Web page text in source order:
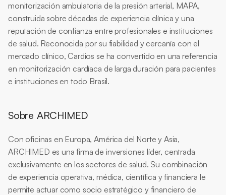
monitorización ambulatoria de la presión arterial, MAPA,
construida sobre décadas de experiencia clínica y una
reputación de confianza entre profesionales e instituciones
de salud. Reconocida por su fiabilidad y cercanía con el
mercado clínico, Cardios se ha convertido en una referencia
en monitorización cardíaca de larga duración para pacientes
e instituciones en todo Brasil.
Sobre ARCHIMED
Con oficinas en Europa, América del Norte y Asia,
ARCHIMED es una firma de inversiones líder, centrada
exclusivamente en los sectores de salud. Su combinación
de experiencia operativa, médica, científica y financiera le
permite actuar como socio estratégico y financiero de